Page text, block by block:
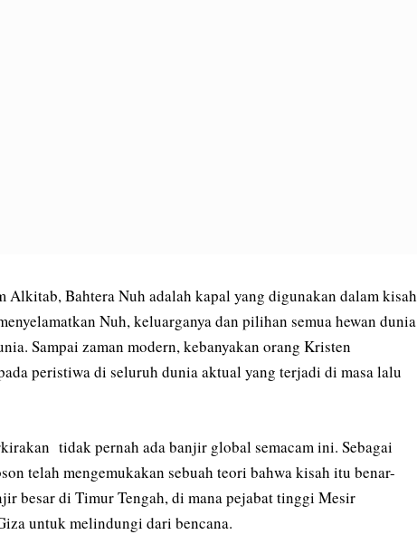
Alkitab, Bahtera Nuh adalah kapal yang digunakan dalam kisah
Nuh, keluarganya dan pilihan semua hewan dunia
Sampai zaman modern, kebanyakan orang Kristen
peristiwa di seluruh dunia aktual yang terjadi di masa lalu
tidak pernah ada banjir global semacam ini. Sebagai
telah mengemukakan sebuah teori bahwa kisah itu benar-
besar di Timur Tengah, di mana pejabat tinggi Mesir
untuk melindungi dari bencana.